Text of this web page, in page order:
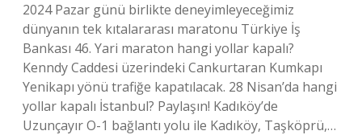
2024 Pazar günü birlikte deneyimleyeceğimiz
dünyanın tek kıtalararası maratonu Türkiye İş
Bankası 46. Yari maraton hangi yollar kapalı?
Kenndy Caddesi üzerindeki Cankurtaran Kumkapı
Yenikapı yönü trafiğe kapatılacak. 28 Nisan’da hangi
yollar kapalı İstanbul? Paylaşın! Kadıköy’de
Uzunçayır O-1 bağlantı yolu ile Kadıköy, Taşköprü,…